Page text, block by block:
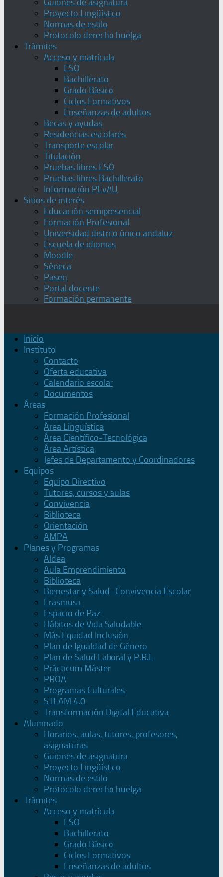
Guiones de asignatura
Proyecto Lingüístico
Normas de estilo
Protocolo derecho huelga
Trámites
Acceso y matrícula
ESO
Bachillerato
Grado Básico
Ciclos Formativos
Enseñanzas de adultos
Becas y ayudas
Residencias escolares
Transporte escolar
Titulación
Pruebas libres ESO
Pruebas libres Bachillerato
Información PEvAU
Sitios de interés
Educación semipresencial
Formación Profesional
Universidad distrito único andaluz
Escuela de idiomas
Moodle
Séneca
Pasen
Portal docente
Formación permanente
Inicio
Instituto
Contacto
Oferta educativa
Calendario escolar
Documentos
Áreas
Formación Profesional
Área Lingüística
Área Científico-Tecnológica
Área Artística
Jefes de Departamento y Coordinadores
Equipos
Equipo Directivo
Tutores, cursos y aulas
Convivencia
Biblioteca
Orientación
AMPA
Planes y Programas
Aldea
Aula Emprendimiento
Biblioteca
Bienestar y Salud- Convivencia Escolar
Erasmus+
Espacio de Paz
Hábitos de Vida Saludable
Más Equidad Inclusión
Plan de Igualdad de Género
Plan de Salud Laboral y P.R.L
Prácticum Máster
PROA
Programas Culturales
STEAM 4.0
Transformación Digital Educativa
Alumnado
Horarios, aulas, tutores, profesores,
asignaturas
Guiones de asignatura
Proyecto Lingüístico
Normas de estilo
Protocolo derecho huelga
Trámites
Acceso y matrícula
ESO
Bachillerato
Grado Básico
Ciclos Formativos
Enseñanzas de adultos